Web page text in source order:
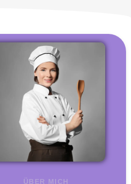
ÜBER MICH